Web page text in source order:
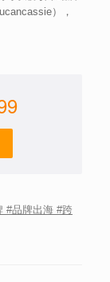
），
#品牌出海 #跨